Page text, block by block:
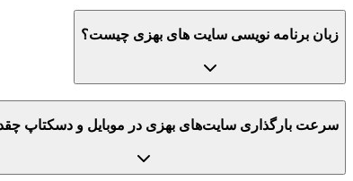
زبان برنامه نویسی سایت های بهزی چیست؟
سرعت بارگذاری سایت‌های بهزی در موبایل و دسکتاپ